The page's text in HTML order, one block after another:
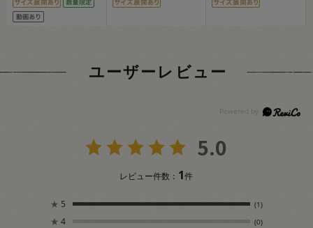
ユーザーレビュー
5.0
レビュー件数： 1件
★ 5 (1)
★ 4 (0)